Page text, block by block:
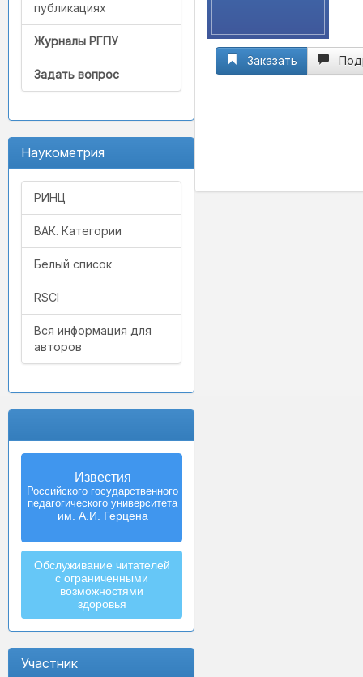
публикациях
Журналы РГПУ
Задать вопрос
Наукометрия
РИНЦ
ВАК. Категории
Белый список
RSCI
Вся информация для
авторов
Известия
Российского государственного
педагогического университета
им. А.И. Герцена
Izvestia:
Herzen University
Journal of
Humanities & Sciences
Обслуживание читателей
с ограниченными
возможностями
здоровья
Участник
Заказать